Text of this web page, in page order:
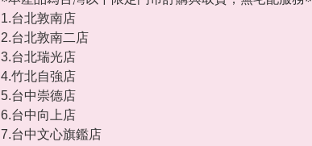
1.台北敦南店
2.台北敦南二店
3.台北瑞光店
4.竹北自強店
5.台中崇德店
6.台中向上店
7.台中文心旗鑑店